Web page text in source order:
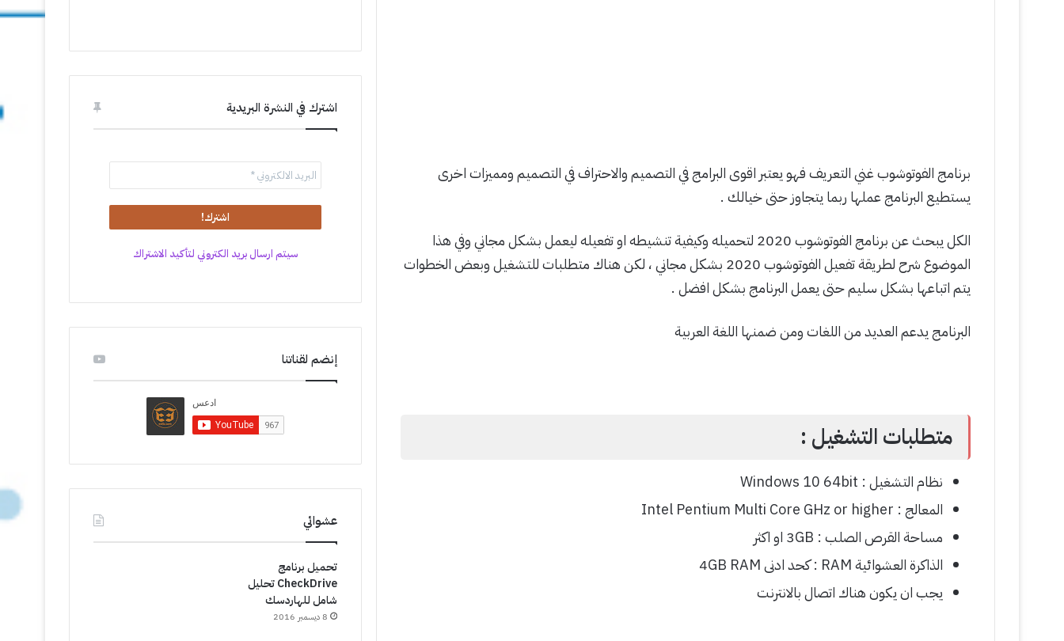
برنامج الفوتوشوب غني التعريف فهو يعتبر اقوى البرامج في التصميم والاحتراف في التصميم ومميزات اخرى
يستطيع البرنامج عملها ربما يتجاوز حتى خيالك .
الكل يبحث عن برنامج الفوتوشوب 2020 لتحميله وكيفية تنشيطه او تفعيله ليعمل بشكل مجاني وفي هذا
الموضوع شرح لطريقة تفعيل الفوتوشوب 2020 بشكل مجاني ، لكن هناك متطلبات للتشغيل وبعض الخطوات
يتم اتباعها بشكل سليم حتى يعمل البرنامج بشكل افضل .
البرنامج يدعم العديد من اللغات ومن ضمنها اللغة العربية
متطلبات التشغيل :
نظام التشغيل : Windows 10 64bit
المعالج : Intel Pentium Multi Core GHz or higher
مساحة القرص الصلب : 3GB او اكثر
الذاكرة العشوائية RAM : كحد ادنى 4GB RAM
يجب ان يكون هناك اتصال بالانترنت
اشترك في النشرة البريدية
سيتم ارسال بريد الكتروني لتأكيد الاشتراك
إنضم لقناتنا
عشوائي
تحميل برنامج
CheckDrive تحليل
شامل للهاردسك
8 ديسمبر 2016